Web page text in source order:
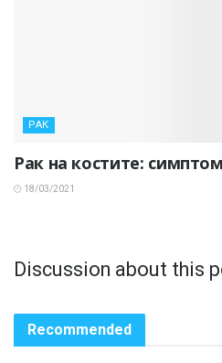
РАК
Рак на костите:
18/03/2021
Discussion about this
Recommended